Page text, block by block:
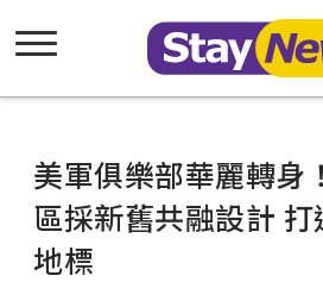
美軍俱樂部華麗轉身
區採新舊共融設計
地標